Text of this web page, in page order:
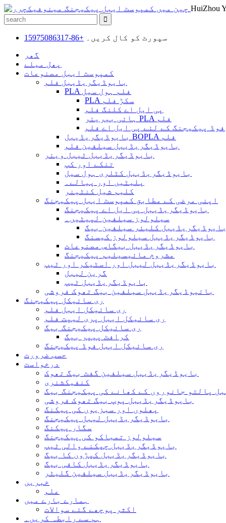
سپورٹ کو کال کریں۔
+86-15975086317
گھر
پھل میلے
کمپوسٹ ایبل مصنوعات
بایوڈیگریڈیبل فلم
PLA فلم ہول سیل
PLA سکڑ فلم
پی ایل اے کلنگ فلم
ہائی بیریئر PLA فلم
فوڈ پیکیجنگ کے لئے پی ایل اے فلم
بایوڈیگریڈیبل BOPLA فلم
بایوڈیگریڈیبل سیلفین فلم
بایوڈیگریڈیبل ٹیبل ویئر
تنکے اور کپ
بایوڈیگریڈیبل کٹلری ہول سیل
پلیٹیں اور پیالے۔
کلیم شیل کنٹینر
اپنی مرضی کے مطابق کمپوسٹ ایبل پیکیجنگ
بایوڈیگریڈیبل پی ایل اے پیکیجنگ
سیلولوز سیلفین لپیٹیں۔
بایوڈیگریڈیبل کلیئر سیلفین بیگ
بایوڈیگریڈیبل سیلولوز کیسنگ
بایوڈیگریڈیبل بیگاس مصنوعات
مشروم مائیسیلیم پیکیجنگ
بایوڈیگریڈیبل لیبل اور اسٹیکر اور ٹیپ
گرین لیبل
بایوڈیگریڈیبل ٹیپ
بائیوڈیگریڈیبل سیلفین بیگ تھوک فروشی
ری سائیکل پیکیجنگ
ری سائیکل ایبل فلم
ری سائیکل ایبل پری لیپت فلم
ری سائیکل پیکیجنگ بیگ
کرافٹ پیپر بیگ
ری سائیکل ایبل فوڈ پیکیجنگ
حسب ضرورت
درخواست
بایوڈیگریڈیبل سیلفین گفٹ بیگ تھوک
کنفیکشنری
پالتو جانوروں کے کھانے کی پیکیجنگ بیگ
بایوڈیگریڈیبل پوپ بیگ تھوک فروشی
پھلوں اور سبزیوں کی پیکنگ
بایوڈیگریڈیبل لیبل پیکیجنگ
سگار پیکنگ
سیلولوز تمباکو کی پیکیجنگ
بایوڈیگریڈیبل چپکنے والی ٹیپ
بایوڈیگریڈیبل کپڑوں کا بیگ
بایوڈیگریڈیبل کافی بیگ
بایوڈیگریڈیبل سیلفین گلیٹر
خبریں
علم
ہمارے بارے میں
اکثر پوچھے گئے سوالات
ہم سے رابطہ کریں۔